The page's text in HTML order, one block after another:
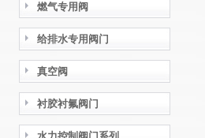
燃气专用阀
给排水专用阀门
真空阀
衬胶衬氟阀门